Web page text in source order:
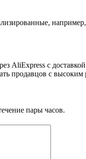
AliExpress с
продавцов с высоким
пары часов.